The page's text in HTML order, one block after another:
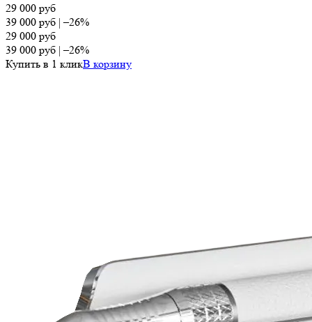
29 000 руб
39 000 руб |–26%
29 000 руб
39 000 руб |–26%
Купить в 1 кликВ корзину